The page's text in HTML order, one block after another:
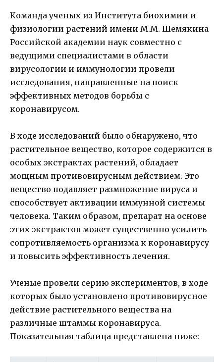
Команда ученых из Института биохимии и
физиологии растений имени М.М. Шемякина
Российской академии наук совместно с
ведущими специалистами в области
вирусологии и иммунологии провели
исследования, направленные на поиск
эффективных методов борьбы с
коронавирусом.
В ходе исследований было обнаружено, что
растительное вещество, которое содержится в
особых экстрактах растений, обладает
мощным противовирусным действием. Это
вещество подавляет размножение вируса и
способствует активации иммунной системы
человека. Таким образом, препарат на основе
этих экстрактов может существенно усилить
сопротивляемость организма к коронавирусу
и повысить эффективность лечения.
Ученые провели серию экспериментов, в ходе
которых было установлено противовирусное
действие растительного вещества на
различные штаммы коронавируса.
Показательная таблица представлена ниже: